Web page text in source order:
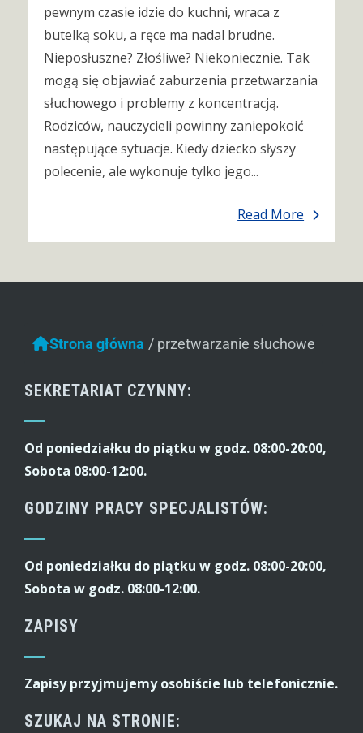
pewnym czasie idzie do kuchni, wraca z
butelką soku, a ręce ma nadal brudne.
Nieposłuszne? Złośliwe? Niekoniecznie. Tak
mogą się objawiać zaburzenia przetwarzania
słuchowego i problemy z koncentracją.
Rodziców, nauczycieli powinny zaniepokoić
następujące sytuacje. Kiedy dziecko słyszy
polecenie, ale wykonuje tylko jego...
Read More
Strona główna / przetwarzanie słuchowe
SEKRETARIAT CZYNNY:
Od poniedziałku do piątku w godz. 08:00-20:00,
Sobota 08:00-12:00.
GODZINY PRACY SPECJALISTÓW:
Od poniedziałku do piątku w godz. 08:00-20:00,
Sobota w godz. 08:00-12:00.
ZAPISY
Zapisy przyjmujemy osobiście lub telefonicznie.
SZUKAJ NA STRONIE: